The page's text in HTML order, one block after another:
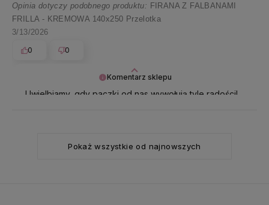
Komentarz sklepu
Uwielbiamy, gdy paczki od nas wywołują tyle radości!
Opinia dotyczy podobnego produktu: FIRANA Z FALBANAMI
FRILLA - KREMOWA 140x250 Przelotka
3/13/2026
0
0
Pokaż wszystkie od najnowszych